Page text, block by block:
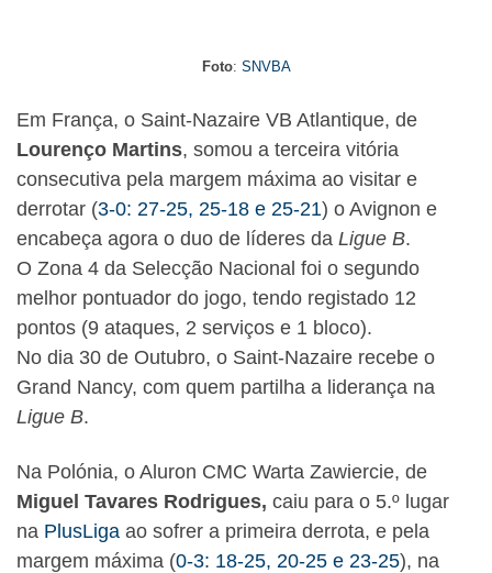
Foto: SNVBA
Em França, o Saint-Nazaire VB Atlantique, de
Lourenço Martins, somou a terceira vitória
consecutiva pela margem máxima ao visitar e
derrotar (3-0: 27-25, 25-18 e 25-21) o Avignon e
encabeça agora o duo de líderes da Ligue B.
O Zona 4 da Selecção Nacional foi o segundo
melhor pontuador do jogo, tendo registado 12
pontos (9 ataques, 2 serviços e 1 bloco).
No dia 30 de Outubro, o Saint-Nazaire recebe o
Grand Nancy, com quem partilha a liderança na
Ligue B.
Na Polónia, o Aluron CMC Warta Zawiercie, de
Miguel Tavares Rodrigues, caiu para o 5.º lugar
na PlusLiga ao sofrer a primeira derrota, e pela
margem máxima (0-3: 18-25, 20-25 e 23-25), na